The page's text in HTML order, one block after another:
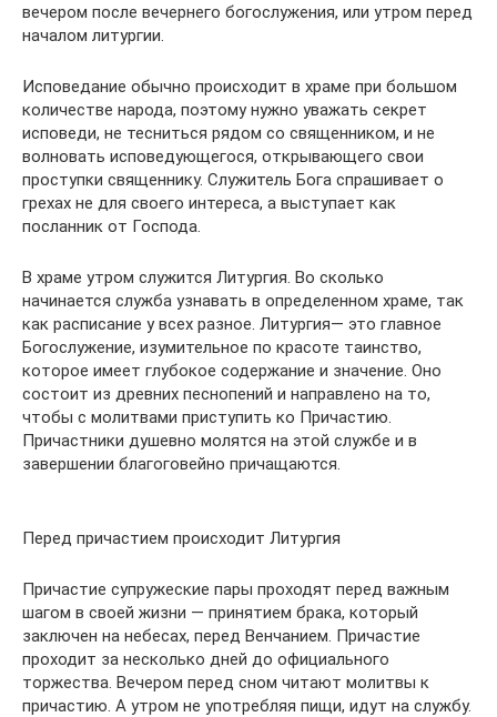
вечером после вечернего богослужения, или утром перед
началом литургии.
Исповедание обычно происходит в храме при большом
количестве народа, поэтому нужно уважать секрет
исповеди, не тесниться рядом со священником, и не
волновать исповедующегося, открывающего свои
проступки священнику. Служитель Бога спрашивает о
грехах не для своего интереса, а выступает как
посланник от Господа.
В храме утром служится Литургия. Во сколько
начинается служба узнавать в определенном храме, так
как расписание у всех разное. Литургия— это главное
Богослужение, изумительное по красоте таинство,
которое имеет глубокое содержание и значение. Оно
состоит из древних песнопений и направлено на то,
чтобы с молитвами приступить ко Причастию.
Причастники душевно молятся на этой службе и в
завершении благоговейно причащаются.
Перед причастием происходит Литургия
Причастие супружеские пары проходят перед важным
шагом в своей жизни — принятием брака, который
заключен на небесах, перед Венчанием. Причастие
проходит за несколько дней до официального
торжества. Вечером перед сном читают молитвы к
причастию. А утром не употребляя пищи, идут на службу.